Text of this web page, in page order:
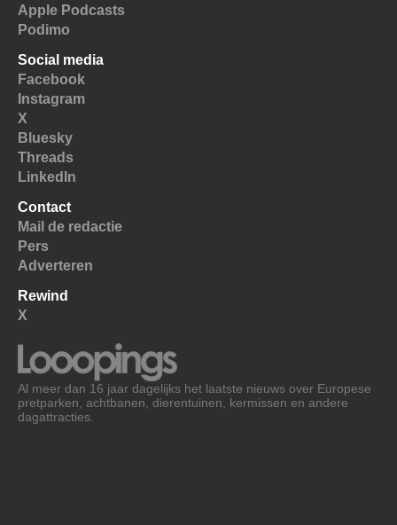
Apple Podcasts
Podimo
Social media
Facebook
Instagram
X
Bluesky
Threads
LinkedIn
Contact
Mail de redactie
Pers
Adverteren
Rewind
X
Al meer dan 16 jaar dagelijks het laatste nieuws over Europese
pretparken, achtbanen, dierentuinen, kermissen en andere
dagattracties.